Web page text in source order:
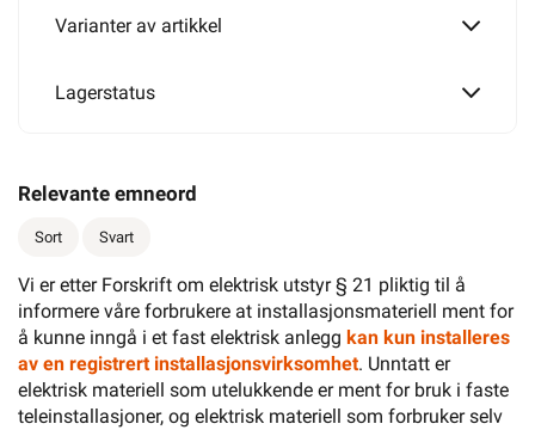
Varianter av artikkel
Lagerstatus
Relevante emneord
Sort Svart
Vi er etter Forskrift om elektrisk utstyr § 21 pliktig til å
informere våre forbrukere at installasjonsmateriell ment for
å kunne inngå i et fast elektrisk anlegg kan kun installeres
av en registrert installasjonsvirksomhet. Unntatt er
elektrisk materiell som utelukkende er ment for bruk i faste
teleinstallasjoner, og elektrisk materiell som forbruker selv